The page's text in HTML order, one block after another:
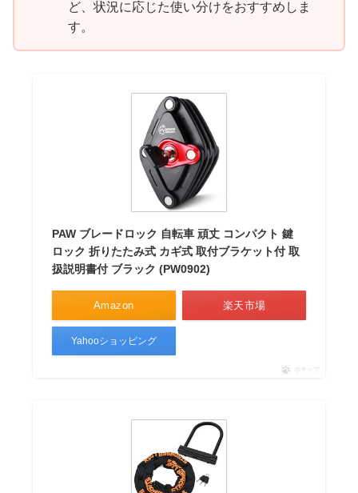
ど、状況に応じた使い分けをおすすめしま
す。
PAW ブレードロック 自転車 頑丈 コンパクト 鍵
ロック 折りたたみ式 カギ式 取付ブラケット付 取
扱説明書付 ブラック (PW0902)
Amazon 楽天市場
Yahooショッピング
ポチップ